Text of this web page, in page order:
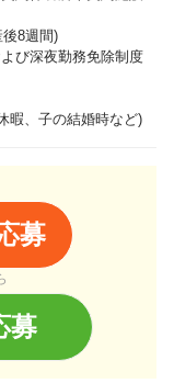
8週間)
び深夜勤務免除制度
暇、子の結婚時など)
募
募